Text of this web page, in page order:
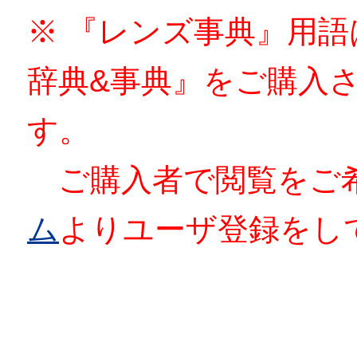
※ 『レンズ事典』用
辞典&事典』をご購入
す。
ご購入者で閲覧をご
ム よりユーザ登録をし